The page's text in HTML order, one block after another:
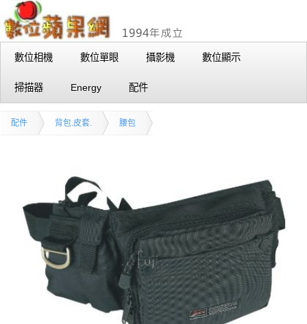
數位相機 數位單眼 攝影機 數位顯示
掃描器 Energy 配件
配件 背包.皮套. 腰包